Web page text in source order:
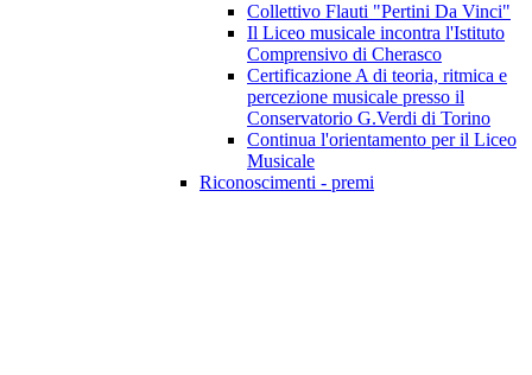
Collettivo Flauti "Pertini Da Vinci"
Il Liceo musicale incontra l'Istituto
Comprensivo di Cherasco
Certificazione A di teoria, ritmica e
percezione musicale presso il
Conservatorio G.Verdi di Torino
Continua l'orientamento per il Liceo
Musicale
Riconoscimenti - premi